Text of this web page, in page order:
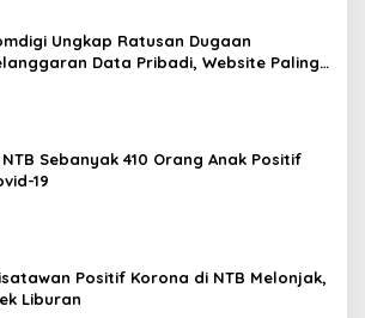
Ungkap Ratusan Dugaan
Data Pribadi, Website Paling
NTB Sebanyak 410 Orang Anak Positif
19
Positif Korona di NTB Melonjak,
Liburan